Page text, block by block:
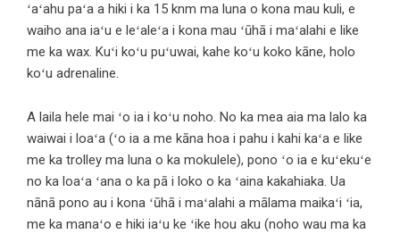
ʻaʻahu paʻa a hiki i ka 15 knm ma luna o kona mau kuli, e
waiho ana iaʻu e leʻaleʻa i kona mau ʻūhā i maʻalahi e like
me ka wax. Kuʻi koʻu puʻuwai, kahe koʻu koko kāne, holo
koʻu adrenaline.
A laila hele mai ʻo ia i koʻu noho. No ka mea aia ma lalo ka
waiwai i loaʻa (ʻo ia a me kāna hoa i pahu i kahi kaʻa e like
me ka trolley ma luna o ka mokulele), pono ʻo ia e kuʻekuʻe
no ka loaʻa ʻana o ka pā i loko o ka ʻaina kakahiaka. Ua
nānā pono au i kona ʻūhā i maʻalahi a mālama maikaʻi ʻia,
me ka manaʻo e hiki iaʻu ke ʻike hou aku (noho wau ma ka